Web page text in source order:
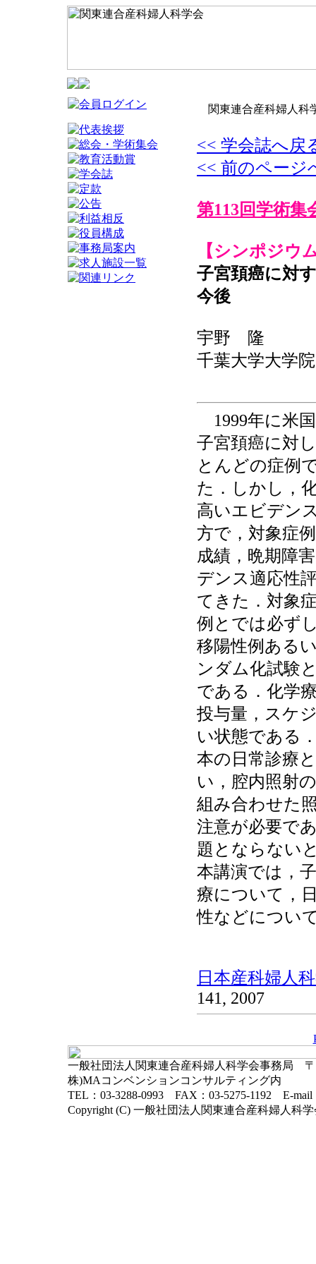
関東連合産科婦人科
<< 学会誌へ戻
<< 前のページ
第113回学術集
【シンポジウ
子宮頚癌に対
今後
宇野 隆
千葉大学大学
1999年に米
子宮頚癌に対
とんどの症例
た．しかし，
高いエビデン
方で，対象症
成績，晩期障
デンス適応性
てきた．対象
例とでは必ず
移陽性例ある
ンダム化試験
である．化学
投与量，スケ
い状態である
本の日常診療
い，腔内照射
組み合わせた
注意が必要で
題とならない
本講演では，
療について，
性などについ
日本産科婦人
141, 2007
一般社団法人関東連合産科婦人科学会事務局 〒
株)MAコンベンションコンサルティング内
TEL：03-3288-0993 FAX：03-5275-1192 E-mail
Copyright (C) 一般社団法人関東連合産科婦人科